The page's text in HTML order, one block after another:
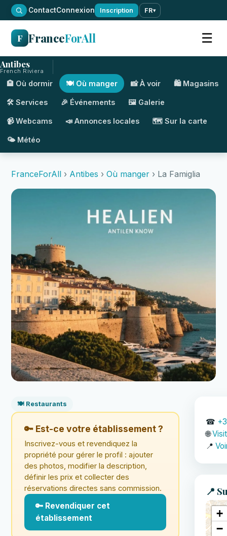
·ContactConnexion Inscription FR▾
F FranceForAll ☰
Antibes
French Riviera
🏨 Où dormir 🍽️ Où manger 📸 À voir 🛍️ Magasins
🛠️ Services 🎉 Événements 🖼️ Galerie
📹 Webcams 📣 Annonces locales 🗺️ Sur la carte
🌤️ Météo
FranceForAll › Antibes › Où manger › La Famiglia
🍽️ Restaurants
🔑 Est-ce votre établissement ?
Inscrivez-vous et revendiquez la
propriété pour gérer le profil : ajouter
des photos, modifier la description,
définir les prix et collecter des
réservations directes sans commission.
🔑 Revendiquer cet
établissement
☎
🌐
📍
📍
+
−